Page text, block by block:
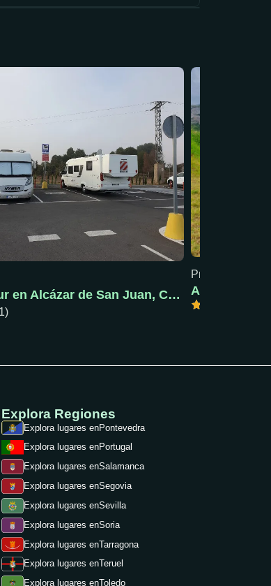
AC Carrefour en Alcázar de San Juan, Ciudad Real
Precio mín: 18 €
AC Pola de
Explora Regiones
Explora lugares enPontevedra
Explora lugares enPortugal
Explora lugares enSalamanca
Explora lugares enSegovia
Explora lugares enSevilla
Explora lugares enSoria
Explora lugares enTarragona
Explora lugares enTeruel
Explora lugares enToledo